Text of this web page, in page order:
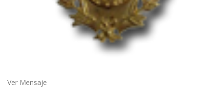
Ver Mensaje